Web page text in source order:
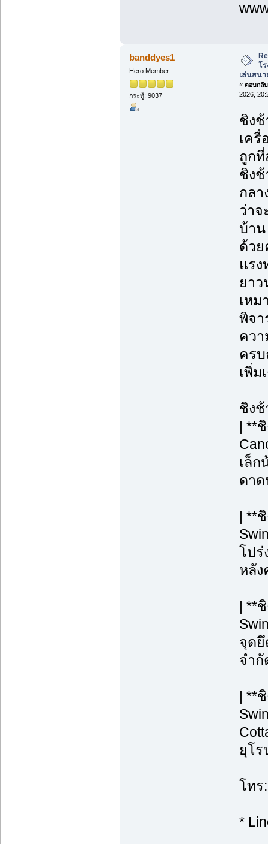
banddyes1
Hero Member
กระทู้: 9037
โ
เล่นสนา
« ตอบกลั
2026,
ชิงช้
เครื่
ถูกที่
ชิงช้
กลา
ว่าจ
บ้าน
ด้วย
แร
ยาว
เหม
พิจา
ควา
คร
เพิ่ม
ชิงช้
| **
เล็ก
ดา
| **
โปร่
หลัง
|
จุด
จำกั
| **
ยุโ
โทร
*